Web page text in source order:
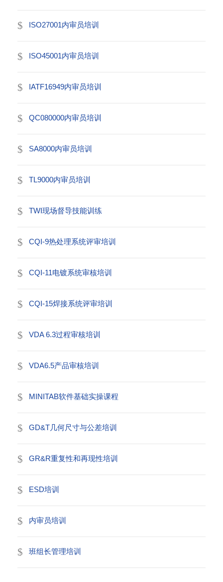
ISO27001内审员培训
ISO45001内审员培训
IATF16949内审员培训
QC080000内审员培训
SA8000内审员培训
TL9000内审员培训
TWI现场督导技能训练
CQI-9热处理系统评审培训
CQI-11电镀系统审核培训
CQI-15焊接系统评审培训
VDA 6.3过程审核培训
VDA6.5产品审核培训
MINITAB软件基础实操课程
GD&T几何尺寸与公差培训
GR&R重复性和再现性培训
ESD培训
内审员培训
班组长管理培训